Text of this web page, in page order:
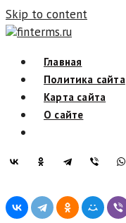
Skip to content
finterms.ru
Главная
Политика сайта
Карта сайта
О сайте